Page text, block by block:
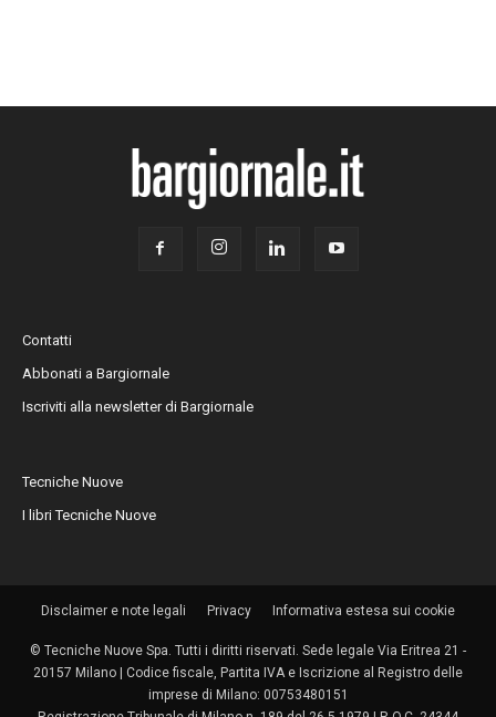
Contatti
Abbonati a Bargiornale
Iscriviti alla newsletter di Bargiornale
Tecniche Nuove
I libri Tecniche Nuove
Disclaimer e note legali Privacy Informativa estesa sui cookie
© Tecniche Nuove Spa. Tutti i diritti riservati. Sede legale Via Eritrea 21 -
20157 Milano | Codice fiscale, Partita IVA e Iscrizione al Registro delle
imprese di Milano: 00753480151